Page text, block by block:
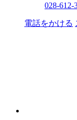
028-612-
電話をかける